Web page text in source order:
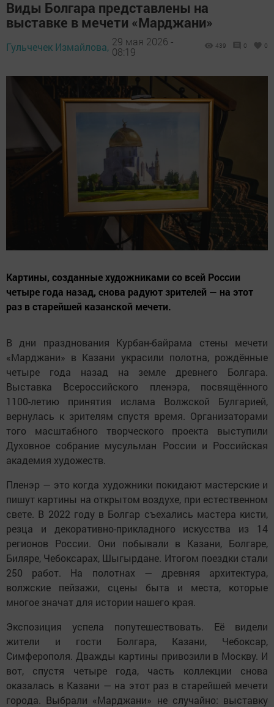
Виды Болгара представлены на
выставке в мечети «Марджани»
Гульчечек Измайлова, 29 мая 2026 -
08:19
439 0 0
Картины, созданные художниками со всей России
четыре года назад, снова радуют зрителей — на этот
раз в старейшей казанской мечети.
В дни празднования Курбан-байрама стены мечети
«Марджани» в Казани украсили полотна, рождённые
четыре года назад на земле древнего Болгара.
Выставка Всероссийского пленэра, посвящённого
1100-летию принятия ислама Волжской Булгарией,
вернулась к зрителям спустя время. Организаторами
того масштабного творческого проекта выступили
Духовное собрание мусульман России и Российская
академия художеств.
Пленэр — это когда художники покидают мастерские и
пишут картины на открытом воздухе, при естественном
свете. В 2022 году в Болгар съехались мастера кисти,
резца и декоративно-прикладного искусства из 14
регионов России. Они побывали в Казани, Болгаре,
Биляре, Чебоксарах, Шыгырдане. Итогом поездки стали
250 работ. На полотнах — древняя архитектура,
волжские пейзажи, сцены быта и места, которые
многое значат для истории нашего края.
Экспозиция успела попутешествовать. Её видели
жители и гости Болгара, Казани, Чебоксар,
Симферополя. Дважды картины привозили в Москву. И
вот, спустя четыре года, часть коллекции снова
оказалась в Казани — на этот раз в старейшей мечети
города. Выбрали «Марджани» не случайно: выставку